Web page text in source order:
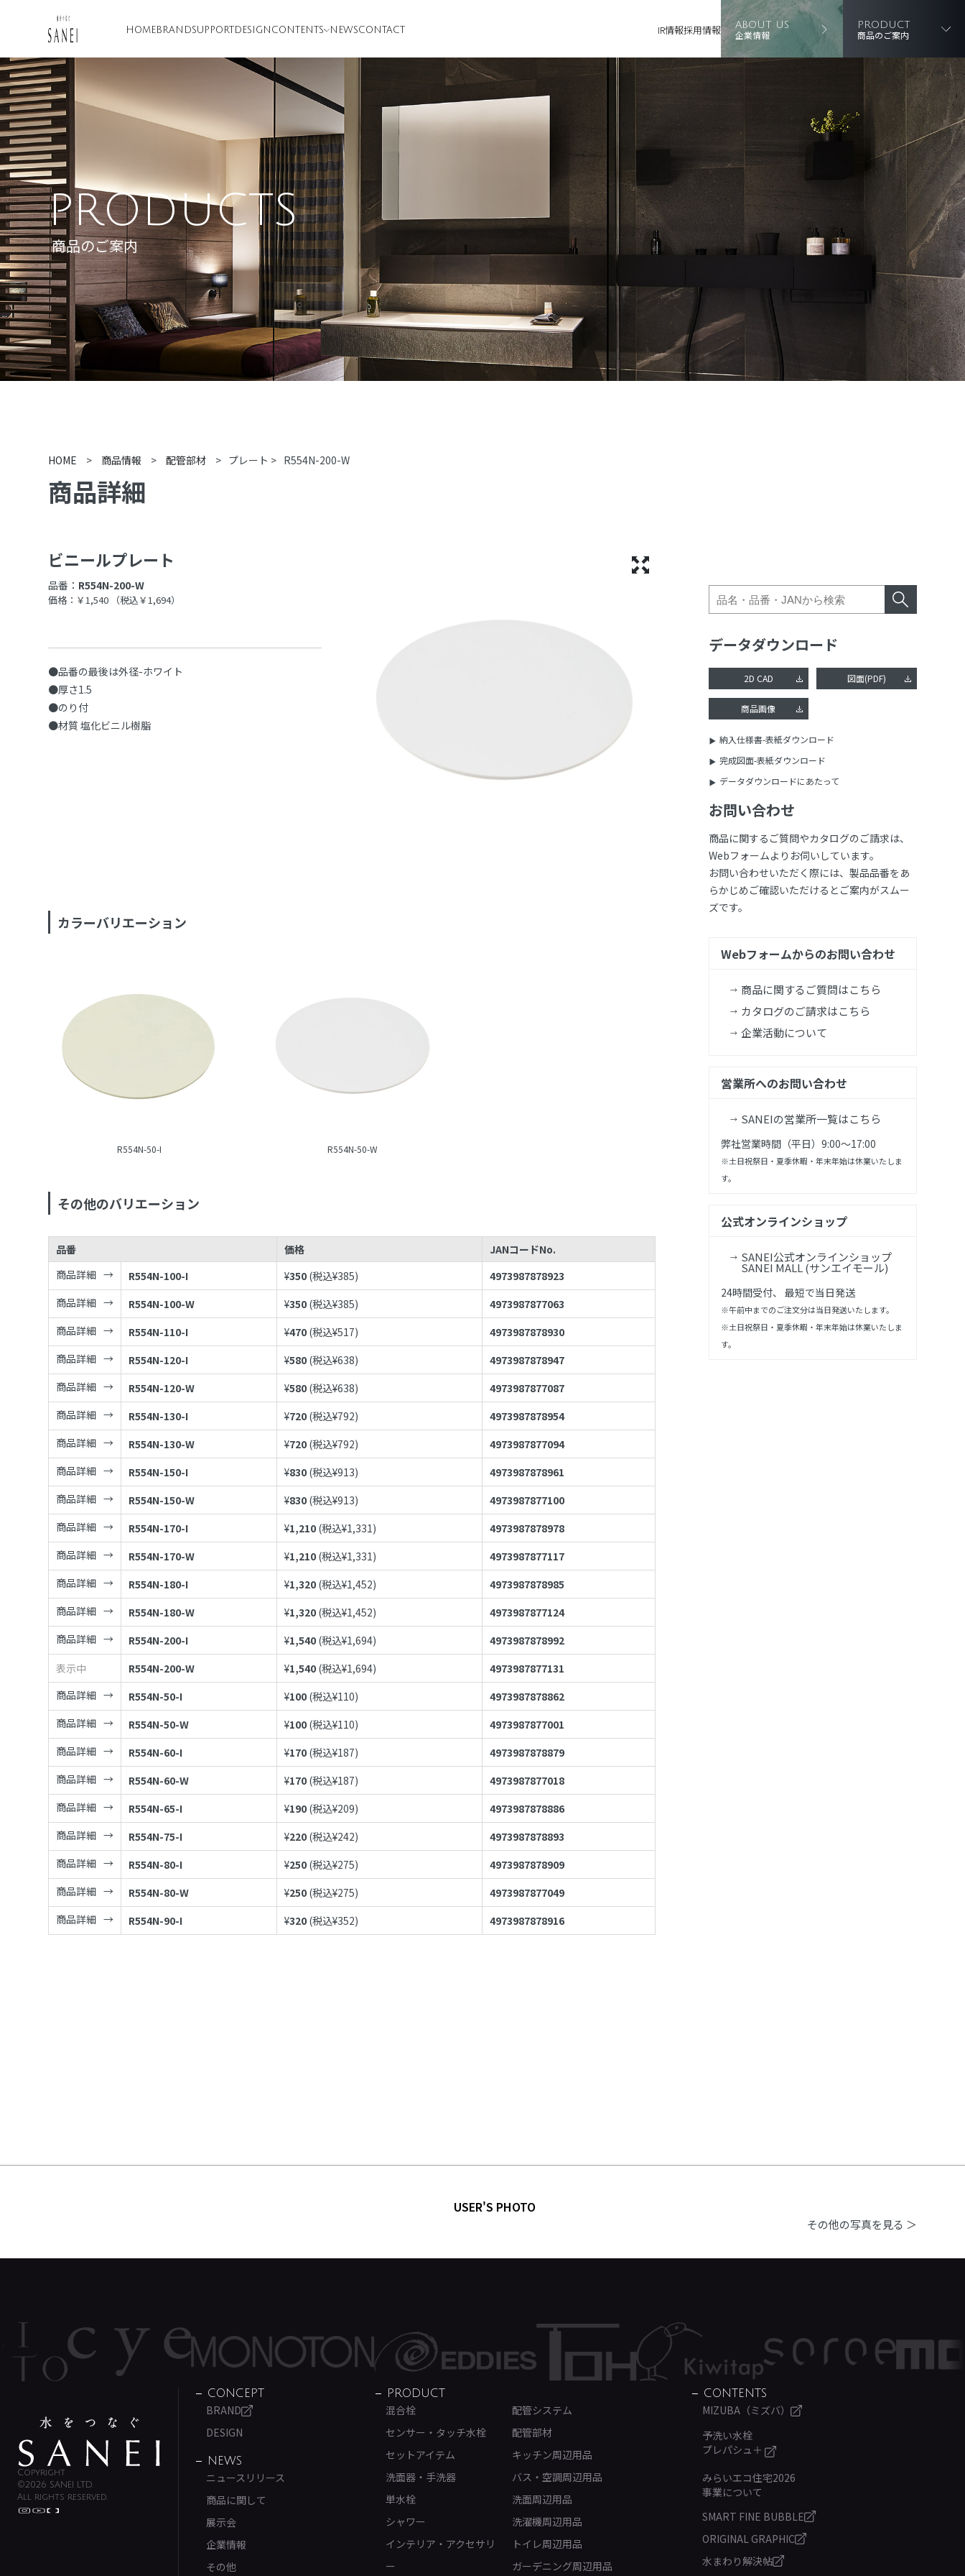
HOME BRANDSUPPORT DESIGN CONTENTS NEWSCONTACT IR情報採用情報 ABOUT US
企業情報
PRODUCT
商品のご案内
PRODUCTS
商品のご案内
HOME > 商品情報 > 配管部材 > プレート > R554N-200-W
商品詳細
ビニールプレート
品番： R554N-200-W
価格：￥1,540 （税込￥1,694）
●品番の最後は外径-ホワイト
●厚さ1.5
●のり付
●材質 塩化ビニル樹脂
カラーバリエーション
R554N-50-I R554N-50-W
その他のバリエーション
品番 価格
JANコードNo.
商品詳細
R554N-100-I ¥350 (税込¥385)
4973987878923
商品詳細
R554N-100-W ¥350 (税込¥385)
4973987877063
商品詳細
R554N-110-I ¥470 (税込¥517)
4973987878930
商品詳細
R554N-120-I ¥580 (税込¥638)
4973987878947
商品詳細
R554N-120-W ¥580 (税込¥638)
4973987877087
商品詳細
R554N-130-I ¥720 (税込¥792)
4973987878954
商品詳細
R554N-130-W ¥720 (税込¥792)
4973987877094
商品詳細
R554N-150-I ¥830 (税込¥913)
4973987878961
商品詳細
R554N-150-W ¥830 (税込¥913)
4973987877100
商品詳細
R554N-170-I ¥1,210 (税込¥1,331)
4973987878978
商品詳細
R554N-170-W ¥1,210 (税込¥1,331)
4973987877117
商品詳細
R554N-180-I ¥1,320 (税込¥1,452)
4973987878985
商品詳細
R554N-180-W ¥1,320 (税込¥1,452)
4973987877124
商品詳細
R554N-200-I ¥1,540 (税込¥1,694)
4973987878992
表示中
R554N-200-W ¥1,540 (税込¥1,694)
4973987877131
商品詳細
R554N-50-I ¥100 (税込¥110)
4973987878862
商品詳細
R554N-50-W ¥100 (税込¥110)
4973987877001
商品詳細
R554N-60-I ¥170 (税込¥187)
4973987878879
商品詳細
R554N-60-W ¥170 (税込¥187)
4973987877018
商品詳細
R554N-65-I ¥190 (税込¥209)
4973987878886
商品詳細
R554N-75-I ¥220 (税込¥242)
4973987878893
商品詳細
R554N-80-I ¥250 (税込¥275)
4973987878909
商品詳細
R554N-80-W ¥250 (税込¥275)
4973987877049
商品詳細
R554N-90-I ¥320 (税込¥352) 4973987878916
データダウンロード
2D CAD 図面(PDF)
商品画像
納入仕様書-表紙ダウンロード
完成図面-表紙ダウンロード
データダウンロードにあたって
お問い合わせ
商品に関するご質問やカタログのご請求は、
Webフォームよりお伺いしています。
お問い合わせいただく際には、製品品番をあ
らかじめご確認いただけるとご案内がスムー
ズです。
Webフォームからのお問い合わせ
商品に関するご質問はこちら
カタログのご請求はこちら
企業活動について
営業所へのお問い合わせ
SANEIの営業所一覧はこちら
弊社営業時間（平日）9:00～17:00
※土日祝祭日・夏季休暇・年末年始は休業いたしま
す。
公式オンラインショップ
SANEI公式オンラインショップ
SANEI MALL (サンエイモール)
24時間受付、 最短で当日発送
※午前中までのご注文分は当日発送いたします。
※土日祝祭日・夏季休暇・年末年始は休業いたしま
す。
USER'S PHOTO
その他の写真を見る ＞
Copyright
©2026 SANEI LTD.
All rights reserved.
CONCEPT
BRAND
DESIGN
NEWS
ニュースリリース
商品に関して
展示会
企業情報
その他
PRODUCT
混合栓
センサー・タッチ水栓
セットアイテム
洗面器・手洗器
単水栓
シャワー
インテリア・アクセサリ
ー
配管システム
配管部材
キッチン周辺用品
バス・空調周辺用品
洗面周辺用品
洗濯機周辺用品
トイレ周辺用品
ガーデニング周辺用品
CONTENTS
MIZUBA（ミズバ）
予洗い水栓
プレパシュ＋
みらいエコ住宅2026
事業について
SMART FINE BUBBLE
ORIGINAL GRAPHIC
水まわり解決帖